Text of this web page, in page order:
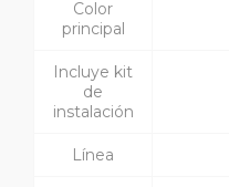
Color
principal
Incluye kit
de
instalación
Línea